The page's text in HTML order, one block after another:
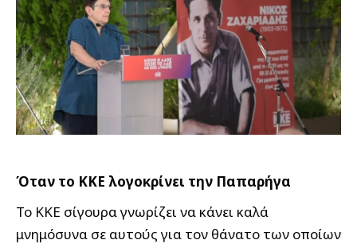
Όταν το ΚΚΕ λογοκρίνει την Παπαρήγα
Το ΚΚΕ σίγουρα γνωρίζει να κάνει καλά
μνημόσυνα σε αυτούς για τον θάνατο των οποίων